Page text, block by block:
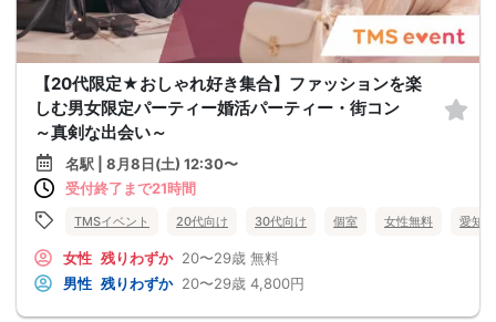
【20代限定★おしゃれ好き集合】ファッションを楽
しむ男女限定パーティー婚活パーティー・街コン
～真剣な出会い～
名駅 | 8月8日(土) 12:30〜
受付終了まで21時間
TMSイベント 20代向け 30代向け 個室 女性無料 愛知県
女性 残りわずか 20〜29歳 無料
男性 残りわずか 20〜29歳 4,800円